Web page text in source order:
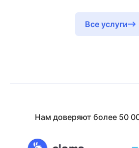
Все услуги
Нам доверяют более 50